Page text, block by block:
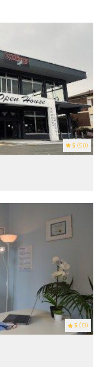
5 (50)
5 (13)